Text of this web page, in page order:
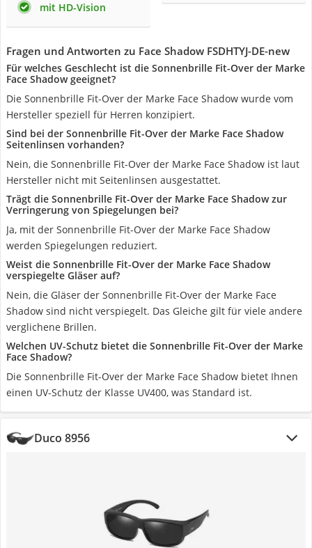
mit HD-Vision
Fragen und Antworten zu Face Shadow FSDHTYJ-DE-new
Für welches Geschlecht ist die Sonnenbrille Fit-Over der Marke
Face Shadow geeignet?
Die Sonnenbrille Fit-Over der Marke Face Shadow wurde vom
Hersteller speziell für Herren konzipiert.
Sind bei der Sonnenbrille Fit-Over der Marke Face Shadow
Seitenlinsen vorhanden?
Nein, die Sonnenbrille Fit-Over der Marke Face Shadow ist laut
Hersteller nicht mit Seitenlinsen ausgestattet.
Trägt die Sonnenbrille Fit-Over der Marke Face Shadow zur
Verringerung von Spiegelungen bei?
Ja, mit der Sonnenbrille Fit-Over der Marke Face Shadow
werden Spiegelungen reduziert.
Weist die Sonnenbrille Fit-Over der Marke Face Shadow
verspiegelte Gläser auf?
Nein, die Gläser der Sonnenbrille Fit-Over der Marke Face
Shadow sind nicht verspiegelt. Das Gleiche gilt für viele andere
verglichene Brillen.
Welchen UV-Schutz bietet die Sonnenbrille Fit-Over der Marke
Face Shadow?
Die Sonnenbrille Fit-Over der Marke Face Shadow bietet Ihnen
einen UV-Schutz der Klasse UV400, was Standard ist.
Duco 8956